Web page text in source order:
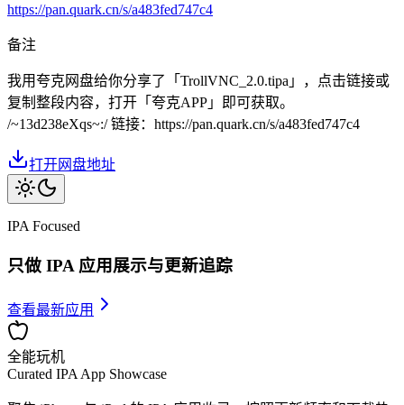
https://pan.quark.cn/s/a483fed747c4
备注
我用夸克网盘给你分享了「TrollVNC_2.0.tipa」，点击链接或
复制整段内容，打开「夸克APP」即可获取。
/~13d238eXqs~:/ 链接：https://pan.quark.cn/s/a483fed747c4
打开网盘地址
IPA Focused
只做 IPA 应用展示与更新追踪
查看最新应用
全能玩机
Curated IPA App Showcase